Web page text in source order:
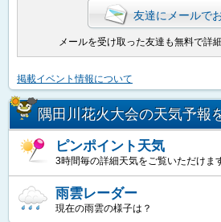
友達にメールで
メールを受け取った友達も無料で詳
掲載イベント情報について
隅田川花火大会の天気予報
ピンポイント天気
3時間毎の詳細天気をご覧いただけま
雨雲レーダー
現在の雨雲の様子は？